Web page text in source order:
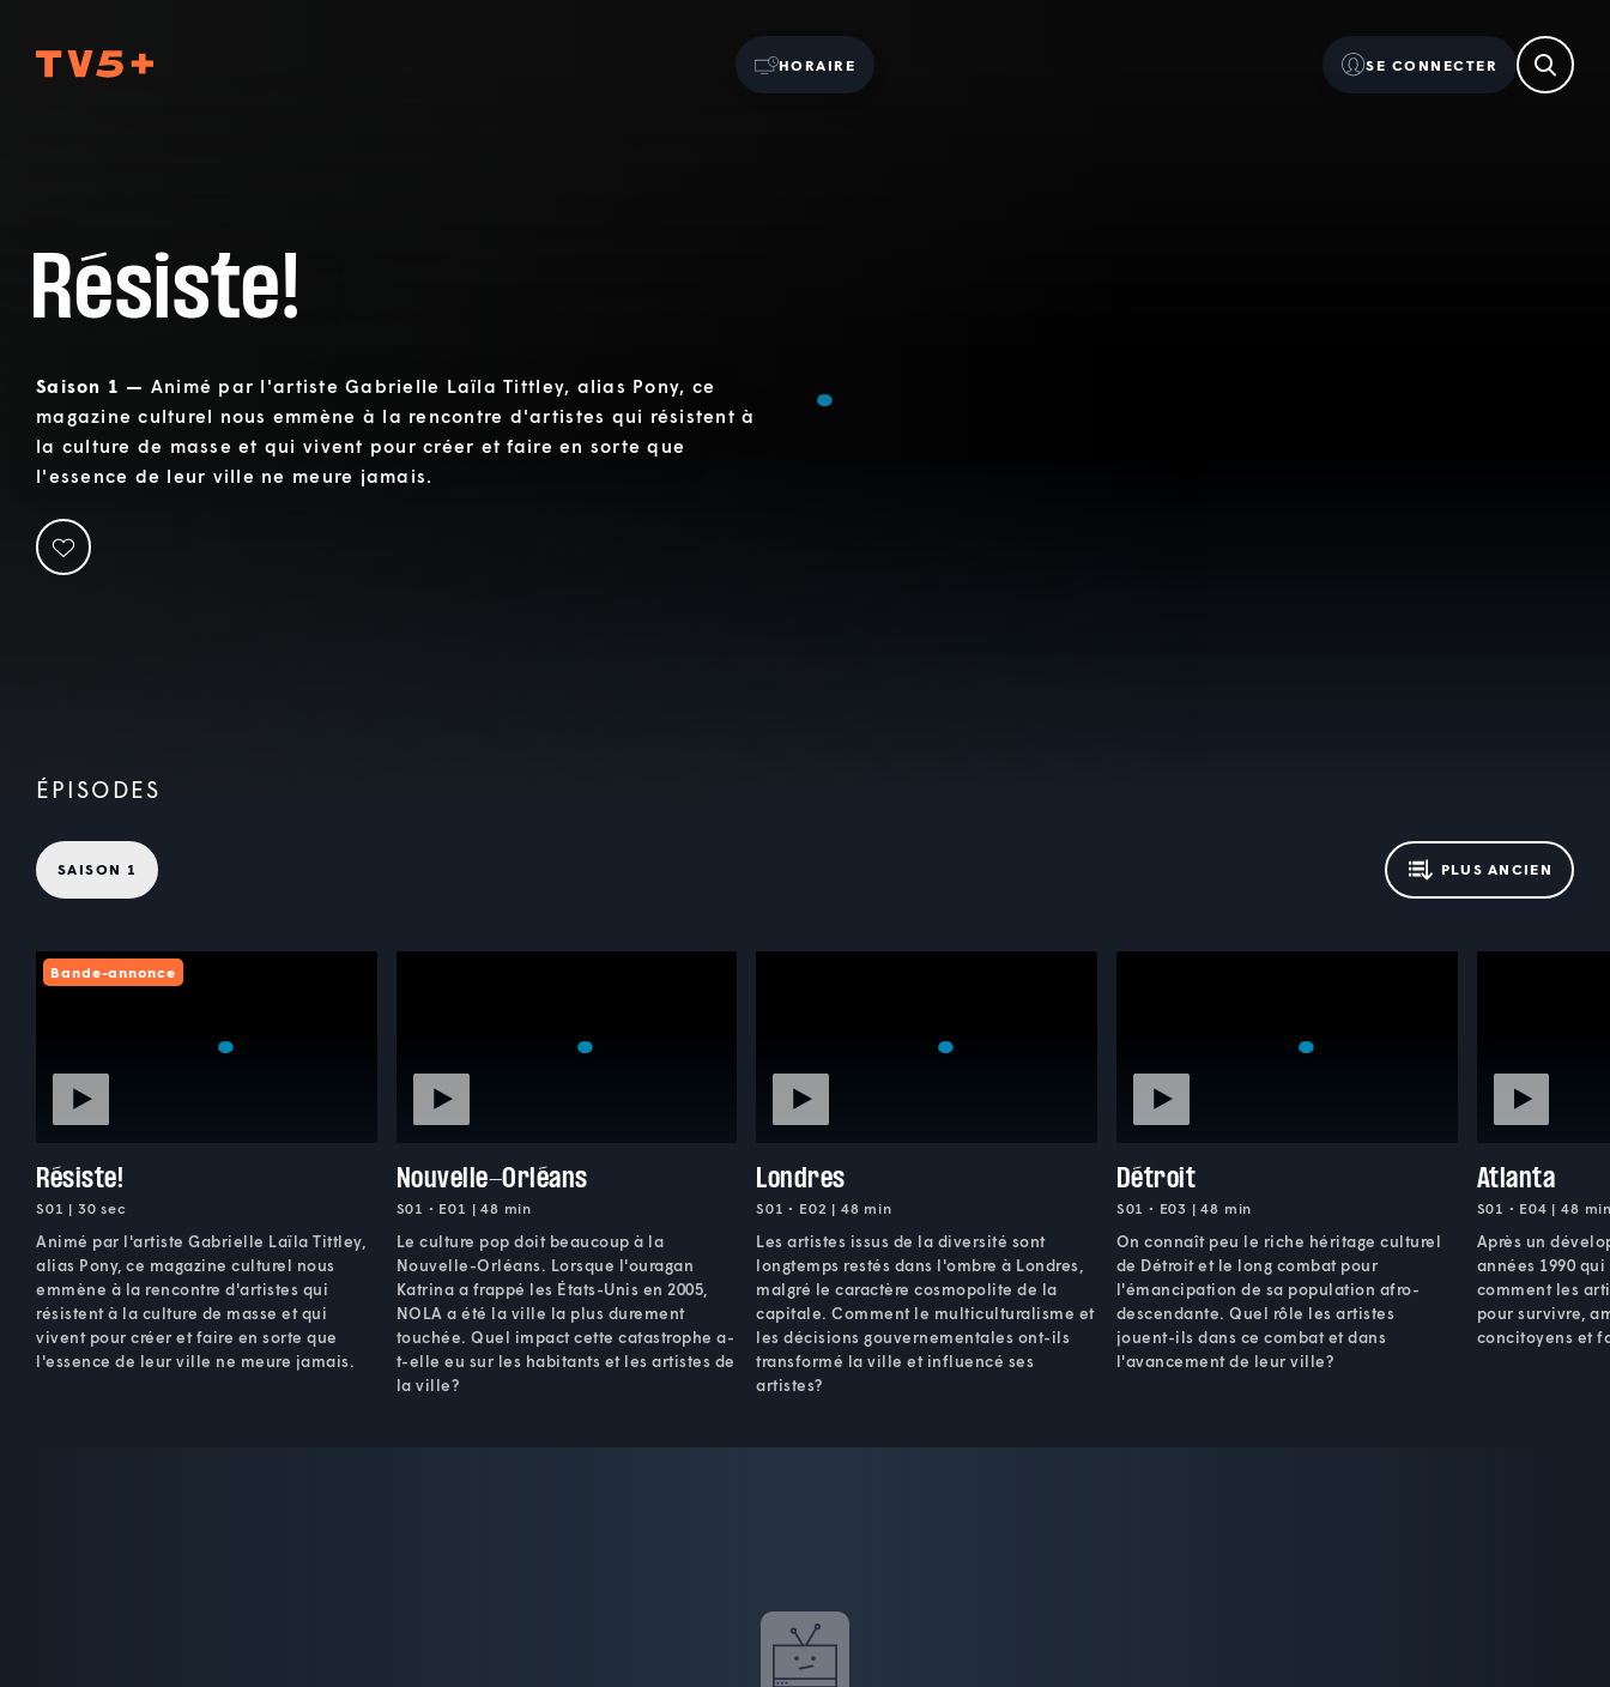
HORAIRE SE CONNECTER
Résiste!
Saison 1 — Animé par l'artiste Gabrielle Laïla Tittley, alias Pony, ce
magazine culturel nous emmène à la rencontre d'artistes qui résistent à
la culture de masse et qui vivent pour créer et faire en sorte que
l'essence de leur ville ne meure jamais.
ÉPISODES
SAISON 1 PLUS ANCIEN
Bande-annonce
Résiste!
S01 | 30 sec
Animé par l'artiste Gabrielle Laïla Tittley,
alias Pony, ce magazine culturel nous
emmène à la rencontre d'artistes qui
résistent à la culture de masse et qui
vivent pour créer et faire en sorte que
l'essence de leur ville ne meure jamais.
Nouvelle-Orléans
S01 • E01 | 48 min
Le culture pop doit beaucoup à la
Nouvelle-Orléans. Lorsque l'ouragan
Katrina a frappé les États-Unis en 2005,
NOLA a été la ville la plus durement
touchée. Quel impact cette catastrophe a-
t-elle eu sur les habitants et les artistes de
la ville?
Londres
S01 • E02 | 48 min
Les artistes issus de la diversité sont
longtemps restés dans l'ombre à Londres,
malgré le caractère cosmopolite de la
capitale. Comment le multiculturalisme et
les décisions gouvernementales ont-ils
transformé la ville et influencé ses
artistes?
Détroit
S01 • E03 | 48 min
On connaît peu le riche héritage culturel
de Détroit et le long combat pour
l'émancipation de sa population afro-
descendante. Quel rôle les artistes
jouent-ils dans ce combat et dans
l'avancement de leur ville?
Atlanta
S01 • E04 | 48
Après un
années 1990
comment les
pour survivre,
concitoyens et